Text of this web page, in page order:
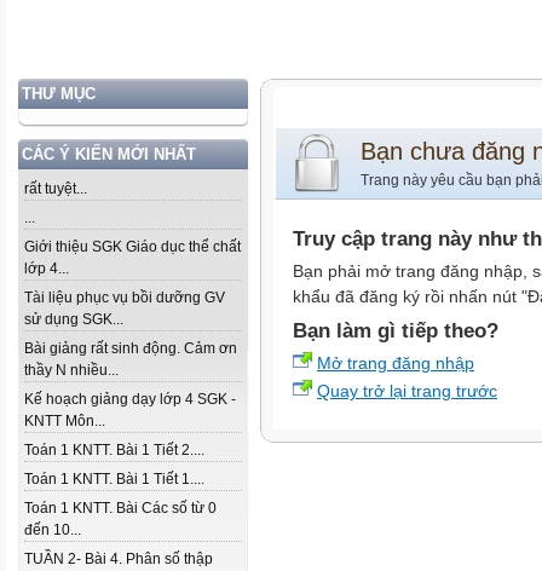
THƯ MỤC
CÁC Ý KIẾN MỚI NHẤT
rất tuyệt...
...
Giới thiệu SGK Giáo dục thể chất
lớp 4...
Tài liệu phục vụ bồi dưỡng GV
sử dụng SGK...
Bài giảng rất sinh động. Cảm ơn
thầy N nhiều...
Kế hoạch giảng dạy lớp 4 SGK -
KNTT Môn...
Toán 1 KNTT. Bài 1 Tiết 2....
Toán 1 KNTT. Bài 1 Tiết 1....
Toán 1 KNTT. Bài Các số từ 0
đến 10...
TUẦN 2- Bài 4. Phân số thập
Bạn chưa đăng
Trang này yêu cầu bạn
Truy cập trang này như
Bạn phải mở trang đăng nhập,
khẩu đã đăng ký rồi nhấn nút
Bạn làm gì tiếp theo?
Mở trang đăng nhập
Quay trở lại trang trước